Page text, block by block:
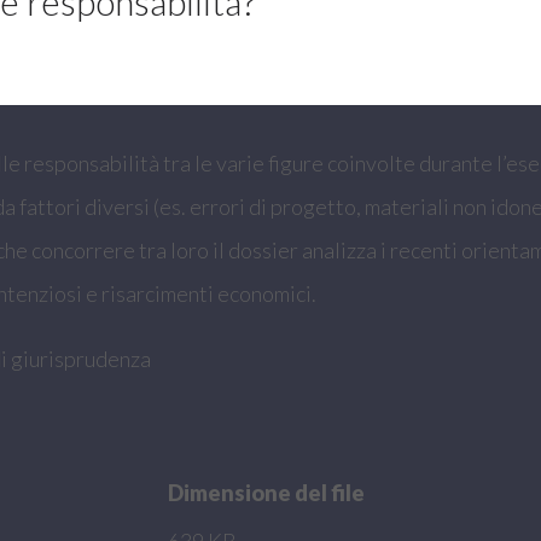
responsabilità tra le varie figure coinvolte durante
fattori diversi (es. errori di progetto, materiali non
concorrere tra loro il dossier analizza i recenti
e risarcimenti economici.
giurisprudenza
Dimensione del file